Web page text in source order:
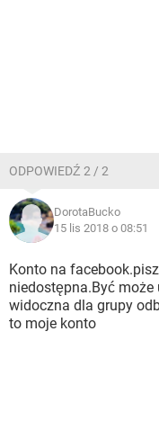
ODPOWIEDŹ 2 / 2
DorotaBucko
15 lis 2018 o 08:51
Konto na
niedostępna.Być może
widoczna dla grupy
to moje konto